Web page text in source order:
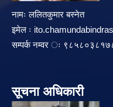
नामः ललितकुमार बस्नेत
इमेल ः
सम्पर्क नम्वर ः
सूचना अधिकारी